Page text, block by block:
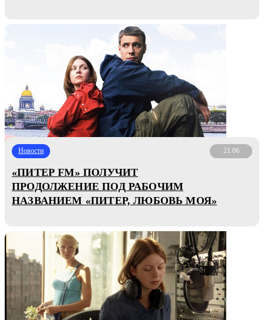
Новости 21.06
«ПИТЕР FM» ПОЛУЧИТ
ПРОДОЛЖЕНИЕ ПОД РАБОЧИМ
НАЗВАНИЕМ «ПИТЕР, ЛЮБОВЬ МОЯ»